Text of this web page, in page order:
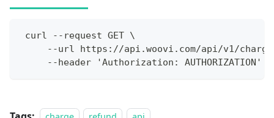
curl --request GET \
--url https://api.woovi.com/api/v1/
     --header 'Authorization: AUTHORIZATION'